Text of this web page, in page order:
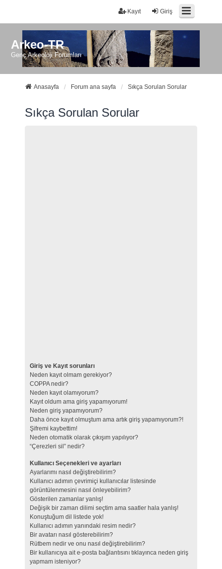
Giriş
Kayıt
Arkeo-TR
Genç Arkeoloji Forumları
Anasayfa Forum ana sayfa Sıkça Sorulan Sorular
Sıkça Sorulan Sorular
Giriş ve Kayıt sorunları
Neden kayıt olmam gerekiyor?
COPPA nedir?
Neden kayıt olamıyorum?
Kayıt oldum ama giriş yapamıyorum!
Neden giriş yapamıyorum?
Daha önce kayıt olmuştum ama artık giriş yapamıyorum?!
Şifremi kaybettim!
Neden otomatik olarak çıkışım yapılıyor?
“Çerezleri sil” nedir?
Kullanıcı Seçenekleri ve ayarları
Ayarlarımı nasıl değiştirebilirim?
Kullanıcı adımın çevrimiçi kullanıcılar listesinde
görüntülenmesini nasıl önleyebilirim?
Gösterilen zamanlar yanlış!
Değişik bir zaman dilimi seçtim ama saatler hala yanlış!
Konuştuğum dil listede yok!
Kullanıcı adımın yanındaki resim nedir?
Bir avatarı nasıl gösterebilirim?
Rütbem nedir ve onu nasıl değiştirebilirim?
Bir kullanıcıya ait e-posta bağlantısını tıklayınca neden giriş
yapmam isteniyor?